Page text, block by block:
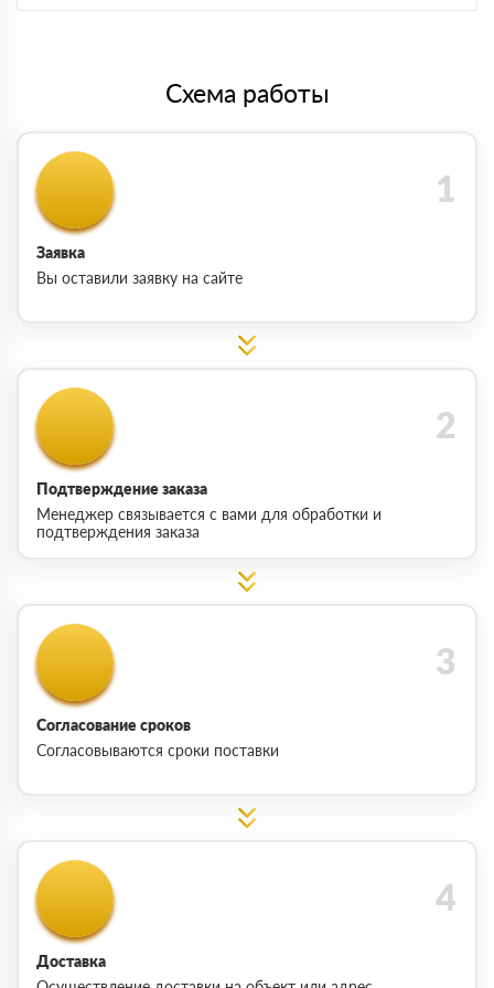
Схема работы
Заявка
Вы оставили заявку на сайте
Подтверждение заказа
Менеджер связывается с вами для обработки и
подтверждения заказа
Согласование сроков
Согласовываются сроки поставки
Доставка